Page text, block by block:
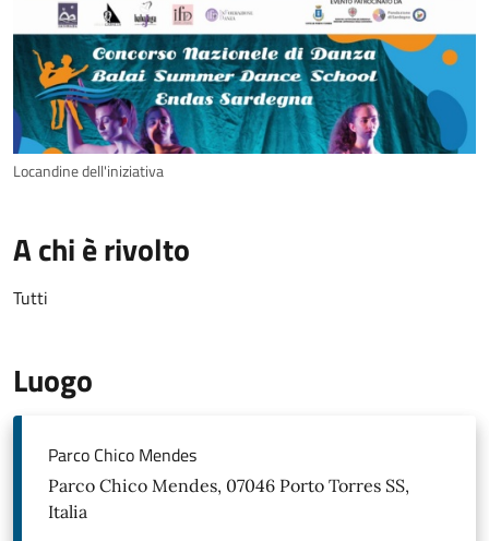
Locandine dell'iniziativa
A chi è rivolto
Tutti
Luogo
Parco Chico Mendes
Parco Chico Mendes, 07046 Porto Torres SS,
Italia